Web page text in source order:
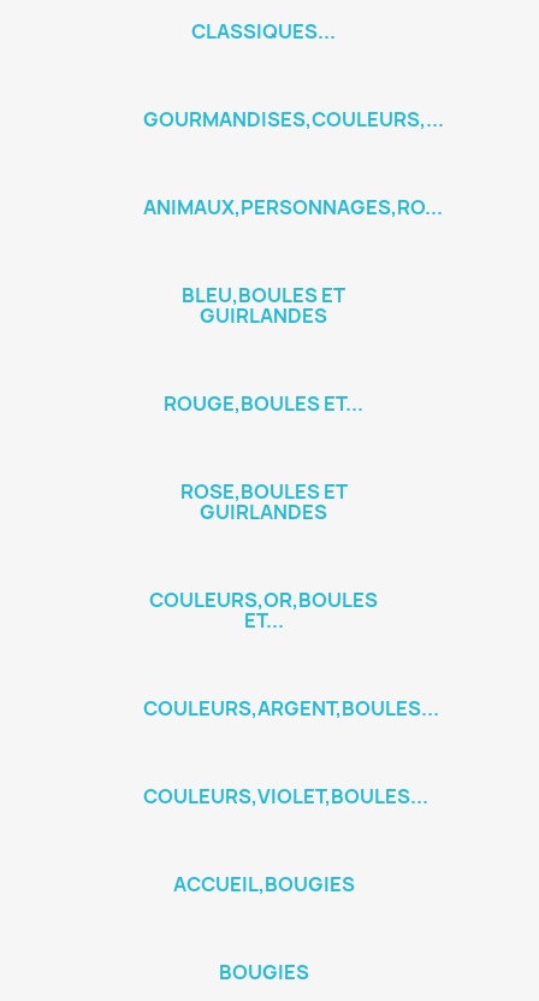
CLASSIQUES...
GOURMANDISES,COULEURS,...
ANIMAUX,PERSONNAGES,RO...
BLEU,BOULES ET
GUIRLANDES
ROUGE,BOULES ET...
ROSE,BOULES ET
GUIRLANDES
COULEURS,OR,BOULES
ET...
COULEURS,ARGENT,BOULES...
COULEURS,VIOLET,BOULES...
ACCUEIL,BOUGIES
BOUGIES